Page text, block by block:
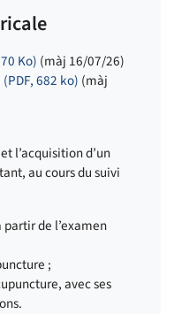
Ko) (màj 16/07/26)
682 ko) (màj
l’acquisition d’un
au cours du suivi
partir de l’examen
;
avec ses